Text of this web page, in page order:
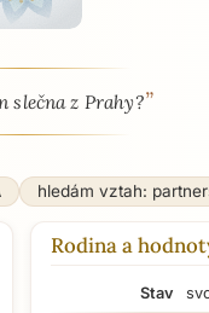
slečna z Prahy?”
hledám vztah:
Rodina a
Stav